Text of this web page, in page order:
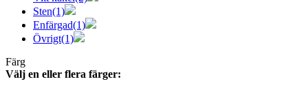
Sten(1)
Enfärgad(1)
Övrigt(1)
Färg
Välj en eller flera färger: